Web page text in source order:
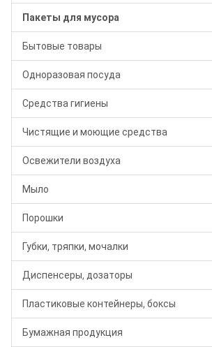
Пакеты для мусора
Бытовые товары
Одноразовая посуда
Средства гигиены
Чистящие и моющие средства
Освежители воздуха
Мыло
Порошки
Губки, тряпки, мочалки
Диспенсеры, дозаторы
Пластиковые контейнеры, боксы
Бумажная продукция